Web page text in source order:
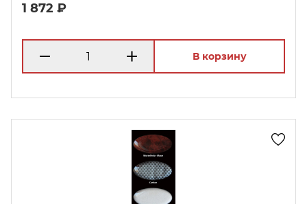
1 872 ₽
В корзину